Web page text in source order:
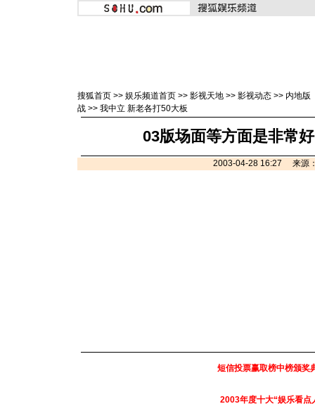
搜狐首页 >> 娱乐频道首页 >> 影视天地 >> 影视动态 >> 内地版
战 >> 我中立 新老各打50大板
03版场面等方面是非常
2003-04-28 16:27 来源
短信投票赢取榜中榜颁奖
2003年度十大“娱乐看点